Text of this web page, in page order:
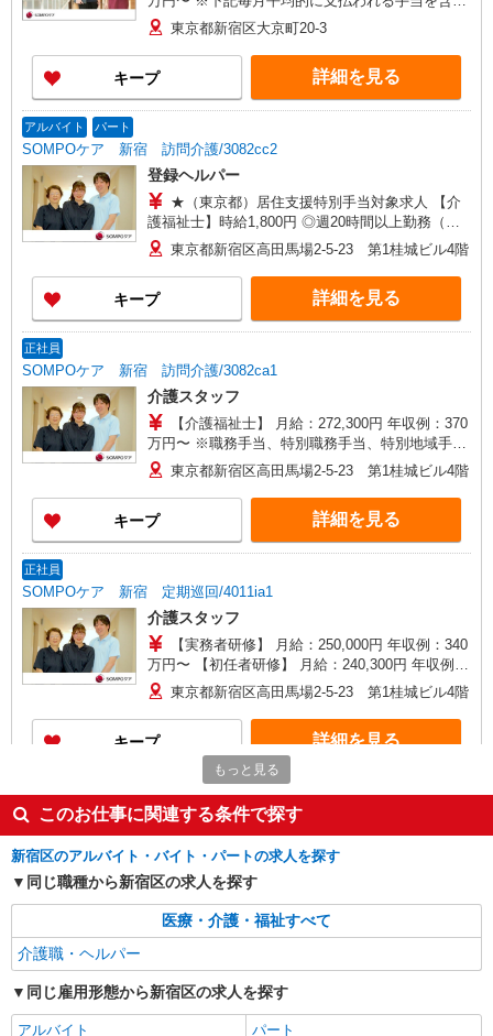
ます。 ・職務手当 ・特別職務手当 ・特別地域手
当 ・（東京都）居住支援特別手当 ・働きがい向上
手当 ・特別夜勤手当 ・日祝手当（月平均2回分）
・夜勤手当（月平均3回分） ・深夜勤手当（月平
均2回分） ※居住支援特別手当は勤続5年目までの
基本給2.08ヶ月分/年支給 ◎残業時は別途時間外手
当支給（超過1分〜）
東京都新宿区大京町20-3
キープ 詳細を見る
アルバイト パート
SOMPOケア 新宿 訪問介護/3082cc2
登録ヘルパー
★（東京都）居住支援特別手当対象求人 【介
護福祉士】時給1,800円 ◎週20時間以上勤務（社
保加入者）の場合は時給1,850円 ＊夜間
（18:00〜）：時給2,250円〜 ＊日曜祝日：時給
2,100円〜 【実務者研修・初任者研修（ヘルパー1
級・2級）】時給1,720円 ◎週20時間以上勤務（社
保加入者）の場合は時給1,770円 ＊夜間
2,020円〜 ◎身体介助、生活援助が同時給 ◎キャ
ンセル手当：職務時給の60％支給 ※居住支援特別
手当は勤続5年目までの方はさらに時給＋50円（再
入社者は除く）
東京都新宿区高田馬場2-5-23 第1桂城ビル4階
キープ 詳細を見る
正社員
SOMPOケア 新宿 訪問介護/3082ca1
介護スタッフ
【介護福祉士】 月給：272,300円 年収例：370
万円〜 ※職務手当、特別職務手当、特別地域手
当、（東京都）居住支援特別手当、働きがい向上
手当、日祝手当（月平均2回分）等、毎月平均的に
支払われる手当を含みます。 ※居住支援特別手当
は勤続5年目までの方はさらに1万円支給（再入社
は除く） ◎賞与：基本給2.08ヶ月分/年支給 ◎残
東京都新宿区高田馬場2-5-23 第1桂城ビル4階
キープ 詳細を見る
正社員
SOMPOケア 新宿 定期巡回/4011ia1
介護スタッフ
【実務者研修】 月給：250,000円 年収例：340
万円〜 【初任者研修】 月給：240,300円 年収例：
330万円〜 ※職務手当、（東京都）居住支援特別
手当、日祝手当（月平均2回分）、在宅手当（月平
均20回分）等、毎月平均的に支払われる手当を含
みます。 ※居住支援特別手当は勤続5年目までの
方はさらに1万円支給（再入社は除く） ◎賞与：
基本給2.08ヶ月分/年支給 ◎残業時は別途時間外手
当支給（超過1分〜）
東京都新宿区高田馬場2-5-23 第1桂城ビル4階
キープ 詳細を見る
SOMPOケア ラヴィーレグラン四谷/9020aa1
介護スタッフ
【実務者研修】 月給：267,500円 年収例：362
万円〜 【初任者研修・無資格】 月給：257,800円
年収例：350万円〜 ※職務手当、（東京都）居住
支援特別手当、日祝手当（月平均2回分）、夜勤手
居住支援特別手当は勤続5年目までの方はさらに1
万円支給（再入社は除く） ◎賞与：基本給2.08ヶ
月分/年支給 ◎残業時は別途時間外手当支給（超過
東京都新宿区大京町20-3
キープ
正社員
もっと見る
このお仕事に関連する条件で探す
新宿区のアルバイト・バイト・パートの求人を探す
同じ職種から新宿区の求人を探す
医療・介護・福祉すべて
介護職・ヘルパー
同じ雇用形態から新宿区の求人を探す
アルバイト
パート